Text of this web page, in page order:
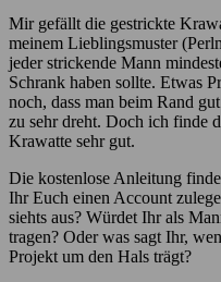
Mir gefällt die gestrickte
meinem Lieblingsmuster
jeder strickende Mann
Schrank haben sollte. Etwas
noch, dass man beim Rand
zu sehr dreht. Doch ich finde
Krawatte sehr gut.
Die kostenlose Anleitung
Ihr Euch einen Account
siehts aus? Würdet Ihr als
tragen? Oder was sagt Ihr,
Projekt um den Hals trägt?